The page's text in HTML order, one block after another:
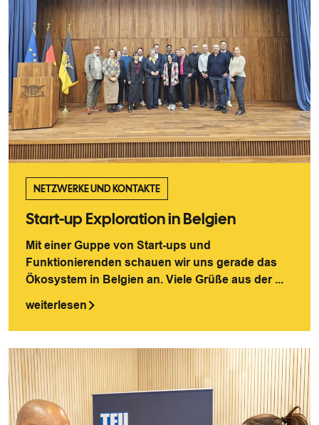
NETZWERKE UND KONTAKTE
Start-up Exploration in Belgien
Mit einer Guppe von Start-ups und
Funktionierenden schauen wir uns gerade das
Ökosystem in Belgien an. Viele Grüße aus der ...
weiterlesen